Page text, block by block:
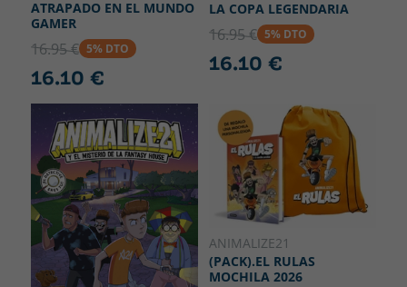
ATRAPADO EN EL MUNDO
GAMER
16.95 € 5% DTO
16.10 €
LA COPA LEGENDARIA
16.95 € 5% DTO
16.10 €
ANIMALIZE21
(PACK).EL RULAS
MOCHILA 2026